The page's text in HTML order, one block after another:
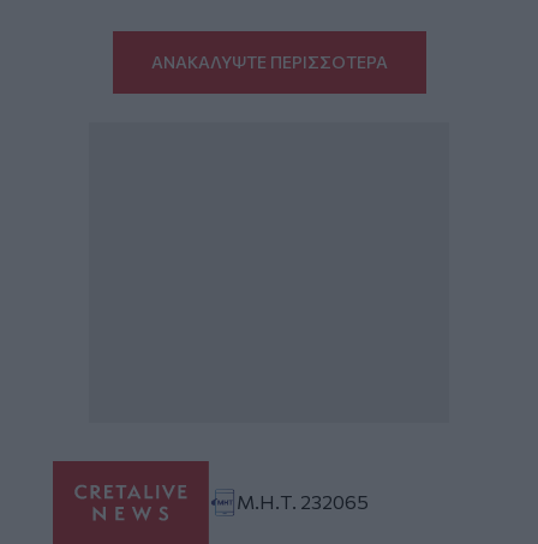
ΑΝΑΚΑΛΥΨΤΕ ΠΕΡΙΣΣΟΤΕΡΑ
Μ.Η.Τ. 232065